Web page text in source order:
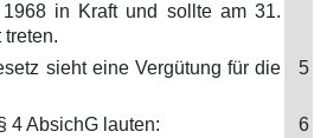
in Kraft und sollte am 31.
treten.
sieht eine Vergütung für die
5
4 AbsichG lauten:
6